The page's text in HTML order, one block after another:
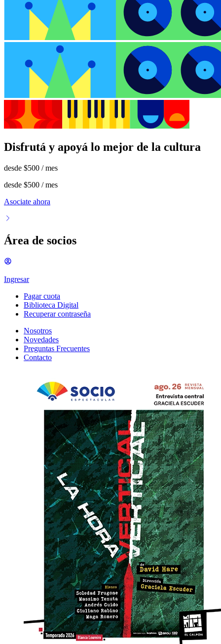
Disfrutá y apoyá lo mejor de la cultura
desde $500 / mes
desde $500 / mes
Asociate ahora
Área de socios
Ingresar
Pagar cuota
Biblioteca Digital
Recuperar contraseña
Nosotros
Novedades
Preguntas Frecuentes
Contacto